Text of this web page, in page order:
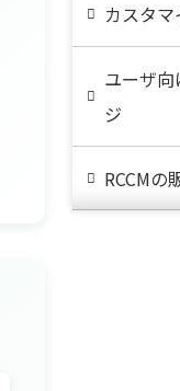
カスタ
ユーザ
ジ
RCCMの